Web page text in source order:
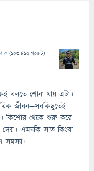
৫ (123,410 পয়েন্ট)
বলতে শোনা যায় এটা।
জীবন—সবকিছুতেই
কিশোর থেকে শুরু করে
দেয়। এমনকি সাত কিংবা